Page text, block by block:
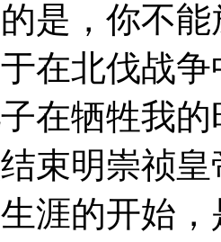
是，你不
在北伐战
在牺牲我
束明崇祯
涯的开始